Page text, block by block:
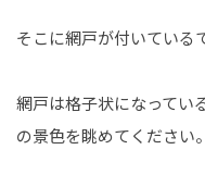
そこに網戸が付いている
網戸は格子状になってい
の景色を眺めてください。